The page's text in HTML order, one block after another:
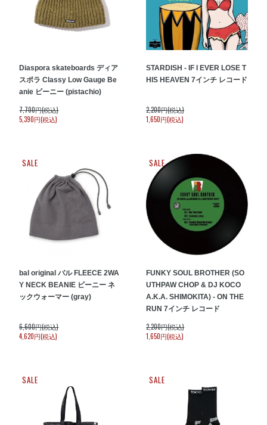
Diaspora skateboards ディア
スポラ Classy Low Gauge Be
anie ビーニー (pistachio)
7,700円(税込)
5,390円(税込)
STARDISH - IF I EVER LOSE T
HIS HEAVEN 7インチ レコード
2,200円(税込)
1,650円(税込)
SALE
bal original バル FLEECE 2WA
Y NECK BEANIE ビーニー ネ
ックウォーマー (gray)
6,600円(税込)
4,620円(税込)
SALE
FUNKY SOUL BROTHER (SO
UTHPAW CHOP & DJ KOCO
A.K.A. SHIMOKITA) - ON THE
RUN 7インチ レコード
2,200円(税込)
1,650円(税込)
SALE SALE